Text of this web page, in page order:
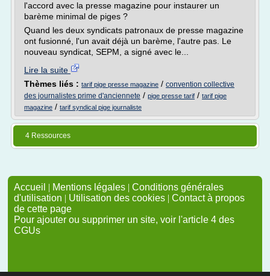
l'accord avec la presse magazine pour instaurer un
barème minimal de piges ?
Quand les deux syndicats patronaux de presse magazine
ont fusionné, l'un avait déjà un barème, l'autre pas. Le
nouveau syndicat, SEPM, a signé avec le...
Lire la suite
Thèmes liés : tarif pige presse magazine / convention collective
des journalistes prime d'anciennete / pige presse tarif / tarif pige
magazine / tarif syndical pige journaliste
4 Ressources
Accueil | Mentions légales | Conditions générales
d'utilisation | Utilisation des cookies | Contact à propos
de cette page
Pour ajouter ou supprimer un site, voir l'article 4 des
CGUs